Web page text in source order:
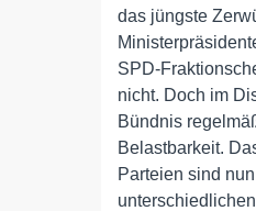
das jüngste
SPD-
nicht. Doch im
Bündnis
Belastbarkeit.
Parteien sind